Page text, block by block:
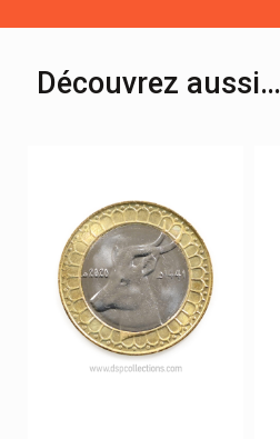
Découvrez aussi…